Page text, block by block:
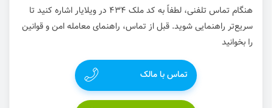
هنگام تماس تلفنی، لطفاً به کد ملک 434 در ویلایار اشاره کنید تا
سریع‌تر راهنمایی شوید. قبل از تماس، راهنمای معامله امن و قوانین
را بخوانید
تماس با مالک